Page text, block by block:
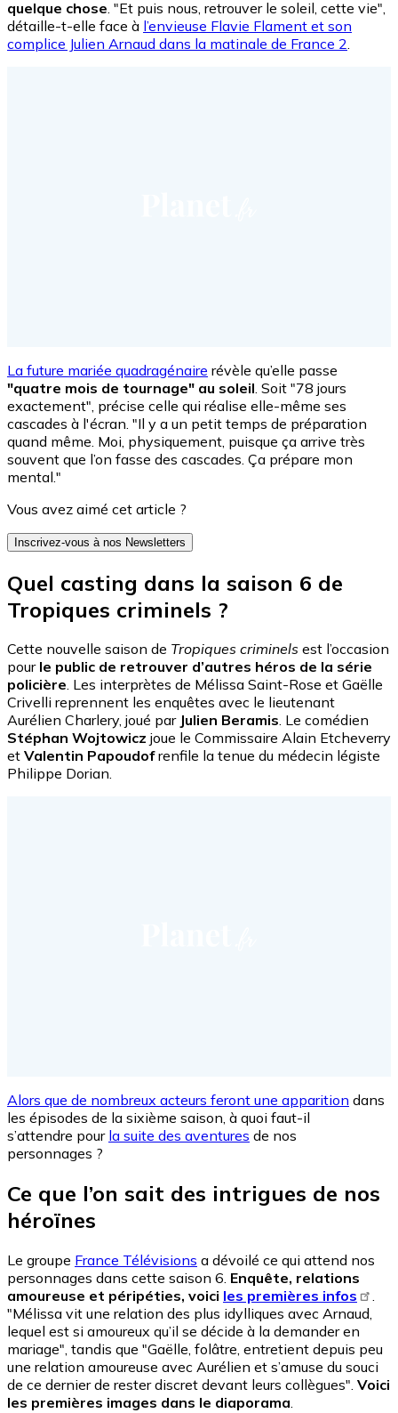
quelque chose . "Et puis nous, retrouver le soleil, cette vie",
détaille-t-elle face à l’envieuse Flavie Flament et son
complice Julien Arnaud dans la matinale de France 2
La future mariée quadragénaire révèle qu’elle passe
"quatre mois de tournage" au soleil . Soit "78 jours
exactement", précise celle qui réalise elle-même ses
cascades à l'écran. "Il y a un petit temps de préparation
quand même. Moi, physiquement, puisque ça arrive très
souvent que l’on fasse des cascades. Ça prépare mon
mental."
Vous avez aimé cet article ?
Inscrivez-vous à nos Newsletters
Quel casting dans la saison 6 de
Tropiques criminels ?
Cette nouvelle saison de Tropiques criminels est l’occasion
pour le public de retrouver d’autres héros de la série
policière. Les interprètes de Mélissa Saint-Rose et Gaëlle
Crivelli reprennent les enquêtes avec le lieutenant
Aurélien Charlery, joué par Julien Beramis. Le comédien
Stéphan Wojtowicz joue le Commissaire Alain Etcheverry
et Valentin Papoudofrenfile la tenue du médecin légiste
Philippe Dorian.
Alors que de nombreux acteurs feront une apparition dans
les épisodes de la sixième saison, à quoi faut-il
s’attendre pour la suite des aventures de nos
personnages ?
Ce que l’on sait des intrigues de nos
héroïnes
Le groupe France Télévisions a dévoilé ce qui attend nos
personnages dans cette saison 6. Enquête, relations
amoureuse et péripéties, voici les premières infos
.
"Mélissa vit une relation des plus idylliques avec Arnaud,
lequel est si amoureux qu’il se décide à la demander en
mariage", tandis que "Gaëlle, folâtre, entretient depuis peu
une relation amoureuse avec Aurélien et s’amuse du souci
de ce dernier de rester discret devant leurs collègues". Voici
les premières images dans le diaporama.